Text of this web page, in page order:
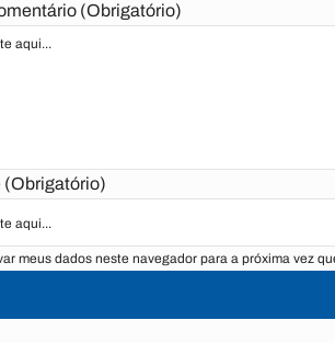
(Obrigatório)
(Obrigatório)
meus dados neste navegador para a próxima vez